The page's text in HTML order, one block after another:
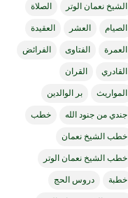
الشيخ نعمان الوتر الصلاة
الصيام العشر العقيدة
العمرة الفتاوى الفرائض
القادري القران
المواريث بر الوالدين
جندي من جنود الله خطب
خطب الشيخ نعمان
خطب الشيخ نعمان الوتر
خطبة دروس الحج